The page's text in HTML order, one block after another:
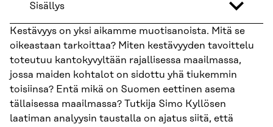
Sisällys
Kestävyys on yksi aikamme muotisanoista. Mitä se
oikeastaan tarkoittaa? Miten kestävyyden tavoittelu
toteutuu kantokyvyltään rajallisessa maailmassa,
jossa maiden kohtalot on sidottu yhä tiukemmin
toisiinsa? Entä mikä on Suomen eettinen asema
tällaisessa maailmassa? Tutkija Simo Kyllösen
laatiman analyysin taustalla on ajatus siitä, että